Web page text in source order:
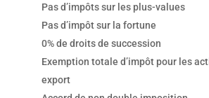
Pas d’impôts sur les plus-values
Pas d’impôt sur la fortune
0% de droits de succession
Exemption totale d’impôt pour les
export